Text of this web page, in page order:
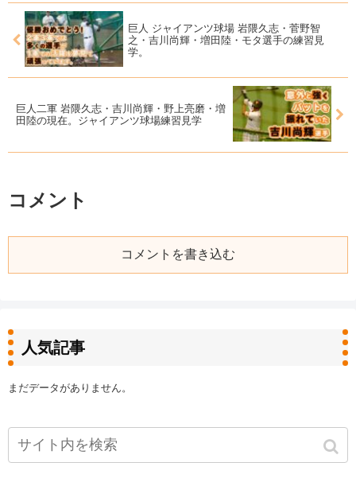
巨人 ジャイアンツ球場 岩隈久志・菅野智
之・吉川尚輝・増田陸・モタ選手の練習見
学。
巨人二軍 岩隈久志・吉川尚輝・野上亮磨・増
田陸の現在。ジャイアンツ球場練習見学
コメント
コメントを書き込む
人気記事
まだデータがありません。